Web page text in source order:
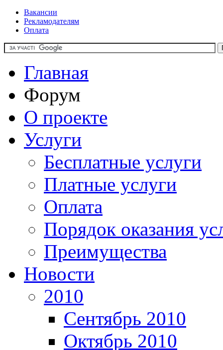
Вакансии
Рекламодателям
Оплата
Главная
Форум
О проекте
Услуги
Бесплатные услуги
Платные услуги
Оплата
Порядок оказания
Преимущества
Новости
2010
Сентябрь 2010
Октябрь 2010